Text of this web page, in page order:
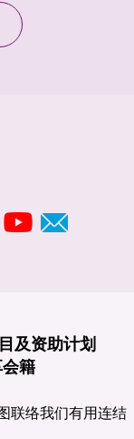
及资助计划
会籍
联络我们有用连结